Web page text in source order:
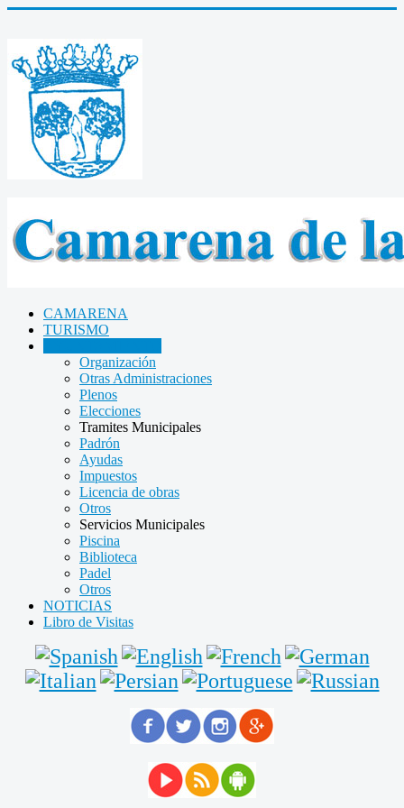
CAMARENA
TURISMO
Organización
Otras Administraciones
Plenos
Elecciones
Tramites Municipales
Padrón
Ayudas
Impuestos
Licencia de obras
Otros
Servicios Municipales
Piscina
Biblioteca
Padel
Otros
NOTICIAS
Libro de Visitas